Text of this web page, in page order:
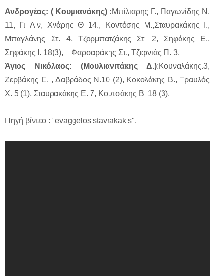
Ανδρογέας: ( Κουμιανάκης) :Μπίλιαρης Γ., Παγωνίδης Ν.
11, Γι Λιν, Χνάρης Θ 14., Κοντόσης Μ.,Σταυρακάκης Ι.,
Μπαγλάνης Στ. 4, Τζορμπατζάκης Στ. 2, Σηφάκης Ε.,
Σηφάκης Ι. 18(3), Φαρσαράκης Στ., Τζερνιάς Π. 3.
Άγιος Νικόλαος: (Μουλιανιτάκης Δ.):Κουναλάκης.3,
Ζερβάκης Ε. , Δαβράδος Ν.10 (2), Κοκολάκης Β., Τραυλός
Χ. 5 (1), Σταυρακάκης Ε. 7, Κουτσάκης Β. 18 (3).
Πηγή βίντεο : "evaggelos stavrakakis".